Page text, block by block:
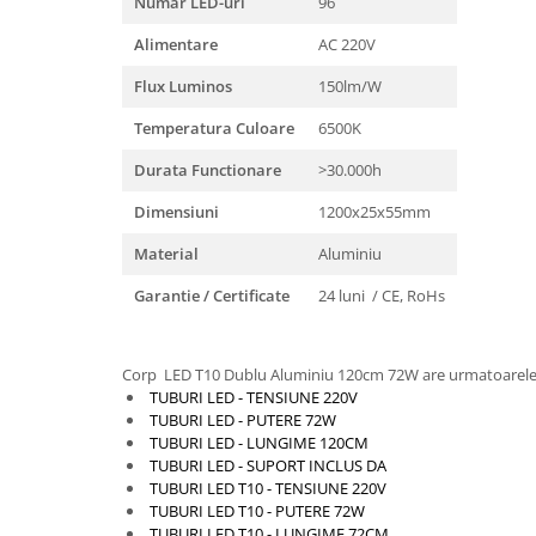
Butuc yala,Broaste usa,Lacat
Tablou si sigurante electrice
Scule / utile / sonerii/ rulete
Adezivi si benzi adezive
Chei , clesti , patenti
Cose / Coliere plastic
taiat,accesorii pentru gaurit si
Alimentare
AC 220V
Flux Luminos
150lm/W
Temperatura Culoare
6500K
Durata Functionare
>30.000h
Dimensiuni
1200x25x55mm
Material
Aluminiu
Garantie / Certificate
24 luni / CE, RoHs
Corp LED T10 Dublu Aluminiu 120cm 72W are
TUBURI LED - TENSIUNE 220V
TUBURI LED - PUTERE 72W
TUBURI LED - LUNGIME 120CM
TUBURI LED - SUPORT INCLUS DA
TUBURI LED T10 - TENSIUNE 220V
TUBURI LED T10 - PUTERE 72W